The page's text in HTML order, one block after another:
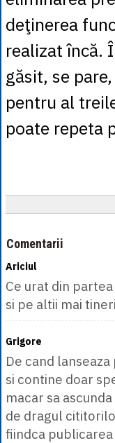
deţinerea
realizat încă.
găsit, se
pentru al
poate repeta
Comentarii
Ariciul
Ce urat din
si pe altii mai
Grigore
De cand
si contine doar
macar sa
de dragul
fiindca